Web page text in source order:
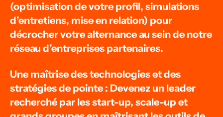
(optimisation de votre profil, simulations
d’entretiens, mise en relation) pour
décrocher votre alternance au sein de notre
réseau d’entreprises partenaires.
Une maîtrise des technologies et des
stratégies de pointe : Devenez un leader
recherché par les start-up, scale-up et